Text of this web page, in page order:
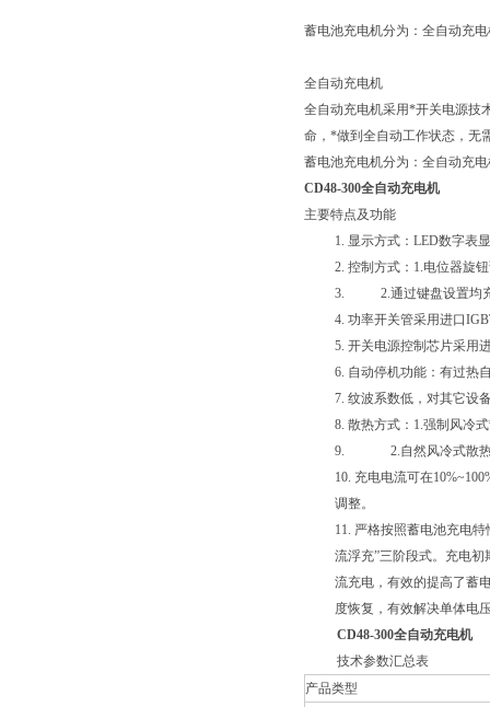
蓄电池充电机分为：全自动充
全自动充电机
全自动充电机采用*开关电源技
命，*做到全自动工作状态，无
蓄电池充电机分为：全自动充
CD48-300全自动充电机
主要特点及功能
1. 显示方式：LED数字表
2. 控制方式：1.电位器旋
3. 2.通过键盘设置均充
4. 功率开关管采用进口
5. 开关电源控制芯片采用
6. 自动停机功能：有过热
7. 纹波系数低，对其它设
8. 散热方式：1.强制风冷
9. 2.自然风冷式散热，
10. 充电电流可在
调整。
11. 严格按照蓄电池充电
流浮充”三阶段式。充电
流充电，有效的提高了蓄
度恢复，有效解决单体电
CD48-300全自动充电机
技术参数汇总表
产品类型